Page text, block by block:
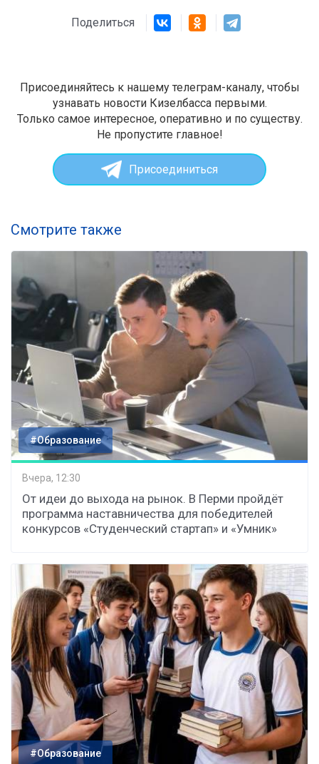
Поделиться
Присоединяйтесь к нашему телеграм-каналу, чтобы
узнавать новости Кизелбасса первыми.
Только самое интересное, оперативно и по существу.
Не пропустите главное!
Присоединиться
Смотрите также
#Образование
Вчера, 12:30
От идеи до выхода на рынок. В Перми пройдёт
программа наставничества для победителей
конкурсов «Студенческий стартап» и «Умник»
#Образование